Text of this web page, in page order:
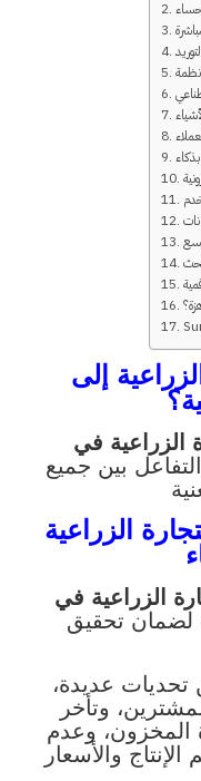
إلى
الزراعية في
بين جميع
الزراعية
الزراعية في
لضمان تحقيق
تحديات عديدة،
وتأخر
المخزون، وعدم